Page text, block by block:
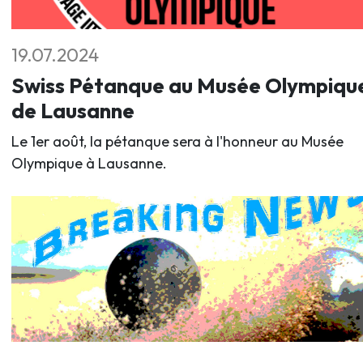
19.07.2024
Swiss Pétanque au Musée
de Lausanne
Le 1er août, la pétanque sera à l'honneur au Musée
Olympique à Lausanne.